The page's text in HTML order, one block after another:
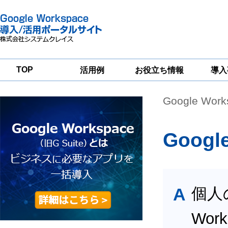
TOP 活用例 お役立ち情報
一
導
グループウェア
移行支援
Google
Workspace
Google
A 個人